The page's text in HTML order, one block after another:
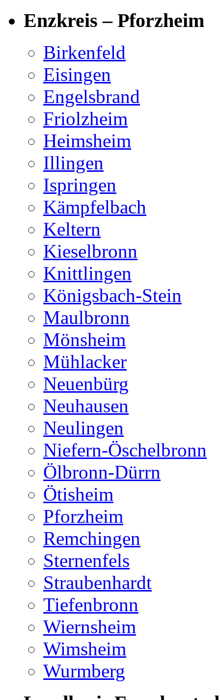
Enzkreis – Pforzheim
Birkenfeld
Eisingen
Engelsbrand
Friolzheim
Heimsheim
Illingen
Ispringen
Kämpfelbach
Keltern
Kieselbronn
Knittlingen
Königsbach-Stein
Maulbronn
Mönsheim
Mühlacker
Neuenbürg
Neuhausen
Neulingen
Niefern-Öschelbronn
Ölbronn-Dürrn
Ötisheim
Pforzheim
Remchingen
Sternenfels
Straubenhardt
Tiefenbronn
Wiernsheim
Wimsheim
Wurmberg